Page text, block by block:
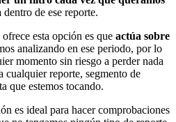
dentro de ese reporte.
esta opción es que actúa sobre
analizando en ese periodo, por lo
momento sin riesgo a perder nada
cualquier reporte, segmento de
que estemos tocando.
es ideal para hacer comprobaciones